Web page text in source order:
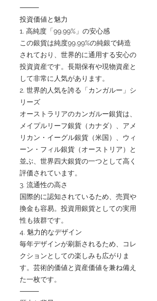
⸻
投資価値と魅力
1. 高純度「99.99%」の安心感
この銀貨は純度99.99%の純銀で鋳造
されており、世界的に通用する安心の
投資資産です。長期保有や現物資産と
して非常に人気があります。
2. 世界的人気を誇る「カンガルー」シ
リーズ
オーストラリアのカンガルー銀貨は、
メイプルリーフ銀貨（カナダ）、アメ
リカン・イーグル銀貨（米国）、ウィ
ーン・フィル銀貨（オーストリア）と
並ぶ、世界四大銀貨の一つとして高く
評価されています。
3. 流通性の高さ
国際的に認知されているため、売買や
換金も容易。投資用銀貨としての実用
性も抜群です。
4. 魅力的なデザイン
毎年デザインが刷新されるため、コレ
クションとしての楽しみも広がりま
す。芸術的価値と資産価値を兼ね備え
た一枚です。
⸻